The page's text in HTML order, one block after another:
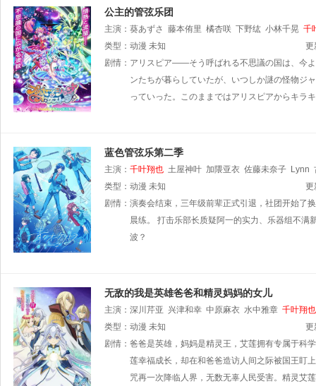
公主的管弦乐团
主演： 葵あずさ 藤本侑里 橘杏咲 下野纮 小林千晃 千
类型： 动漫 未知
更
剧情： アリスピア――そう呼ばれる不思議の国は、今
ンたちが暮らしていたが、いつしか謎の怪物ジ
っていった。このままではアリスピアからキ
蓝色管弦乐第二季
主演： 千叶翔也 土屋神叶 加隈亚衣 佐藤未奈子 Lynn
舞 渊上舞 置鲇龙太郎
类型： 动漫 未知
更
剧情： 演奏会结束，三年级前辈正式引退，社团开始了
晨练。 打击乐部长质疑阿一的实力、乐器组不
波？
无敌的我是英雄爸爸和精灵妈妈的女儿
主演： 深川芹亚 兴津和幸 中原麻衣 水中雅章 千叶翔也
类型： 动漫 未知
更
剧情： 爸爸是英雄，妈妈是精灵王，艾莲拥有专属于科
莲幸福成长，却在和爸爸造访人间之际被国王盯
咒再一次降临人界，无数无辜人民受害。精灵艾